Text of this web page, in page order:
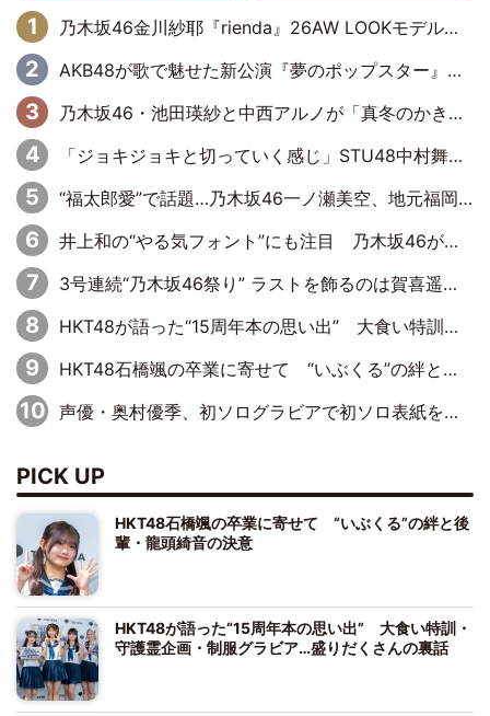
乃木坂46金川紗耶『rienda』26AW LOOKモデルに就任
AKB48が歌で魅せた新公演『夢のポップスター』 初日から全身全霊のステージ
乃木坂46・池田瑛紗と中西アルノが「真冬のかき氷」騒動で火花散らす！ 因縁の裏にあるのは、逆境をともに“凌”ぐ似た者同士の絆
「ジョキジョキと切っていく感じ」STU48中村舞、新しい挑戦は自らの手で
“福太郎愛”で話題…乃木坂46一ノ瀬美空、地元福岡『めんべい25周年トップサポーター』に就任
井上和の“やる気フォント”にも注目 乃木坂46が挑んだ書道パフォーマンスの舞台裏
3号連続“乃木坂46祭り” ラストを飾るのは賀喜遥香…5年ぶりの登場に「5年分大人になった私を見ていただけたら」
HKT48が語った“15周年本の思い出” 大食い特訓・守護霊企画・制服グラビア…盛りだくさんの裏話
HKT48石橋颯の卒業に寄せて “いぶくる”の絆と後輩・龍頭綺音の決意
声優・奥村優季、初ソログラビアで初ソロ表紙を飾る！ 初めて見せる表情や、声優を志したきっかけなどを語った必読のインタビューを掲載
PICK UP
HKT48石橋颯の卒業に寄せて “いぶくる”の絆と後
輩・龍頭綺音の決意
HKT48が語った“15周年本の思い出” 大食い特訓・
守護霊企画・制服グラビア…盛りだくさんの裏話